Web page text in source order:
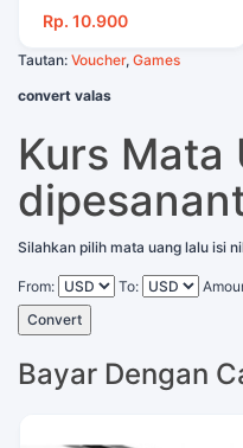
Rp. 10.900
Tautan: Voucher, Games
convert valas
Kurs Mata
Silahkan pilih mata uang lalu isi
From: To:
Convert
Bayar Dengan